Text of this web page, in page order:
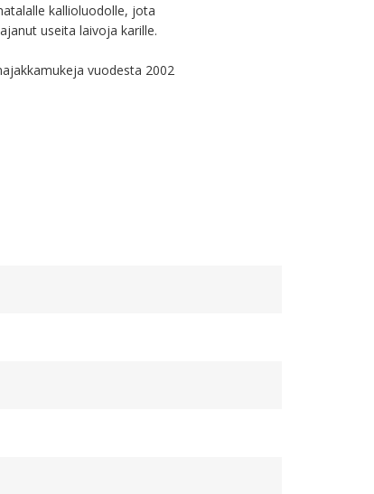
kallioluodolle, jota
useita laivoja karille.
vuodesta 2002